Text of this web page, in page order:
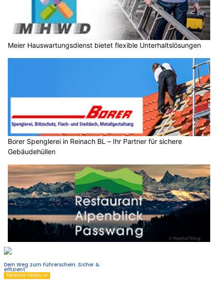
Meier Hauswartungsdienst bietet flexible Unterhaltslösungen
Borer Spenglerei in Reinach BL – Ihr Partner für sichere
Gebäudehüllen
Restaurant Alpenblick Passwang: Bikertreff mit Panorama